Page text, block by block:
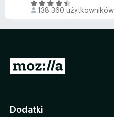
5
:
,
5
O
c
:
4
5
138 360 użytkowników
S
o
Dodatki